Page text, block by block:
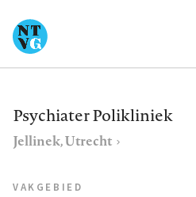
naar
de
gaanPsychiater Polikliniek
Jellinek, Utrecht
VAKGEBIED